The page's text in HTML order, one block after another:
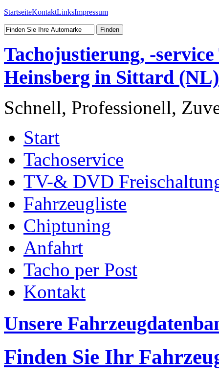
StartseiteKontaktLinksImpressum
Tachojustierung, -
Heinsberg in Sittard (NL)
Schnell, Professionell,
Start
Tachoservice
TV-& DVD
Fahrzeugliste
Chiptuning
Anfahrt
Tacho per Post
Kontakt
Unsere
Finden Sie Ihr